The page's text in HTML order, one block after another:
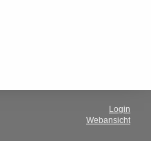
Login
Webansicht